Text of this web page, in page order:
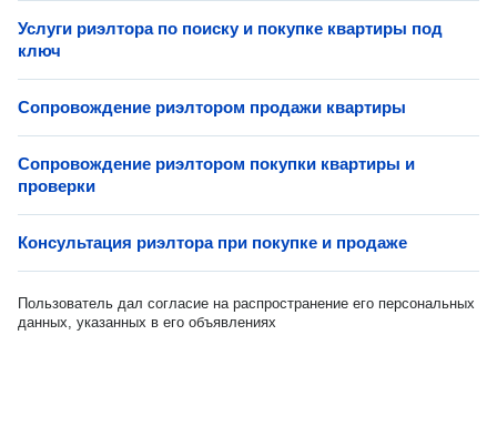
Услуги риэлтора по поиску и покупке квартиры под
ключ
Сопровождение риэлтором продажи квартиры
Сопровождение риэлтором покупки квартиры и
проверки
Консультация риэлтора при покупке и продаже
Пользователь дал согласие на распространение его персональных
данных, указанных в его объявлениях